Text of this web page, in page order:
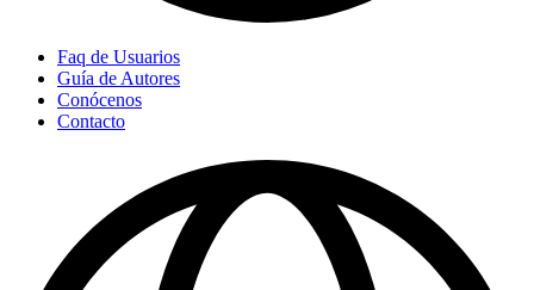
Faq de Usuarios
Guía de Autores
Conócenos
Contacto